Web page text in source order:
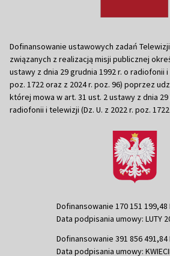
Dofinansowanie ustawowych zadań
związanych z realizacją misji publicznej
ustawy z dnia 29 grudnia 1992 r. o radiofonii i
poz. 1722 oraz z 2024 r. poz. 96) poprzez
której mowa w art. 31 ust. 2 ustawy z dnia 29
radiofonii i telewizji (Dz. U. z 2022 r. poz.
Dofinansowanie 170 151 199,48
Data podpisania umowy: LUTY
Dofinansowanie 391 856 491,84
Data podpisania umowy: